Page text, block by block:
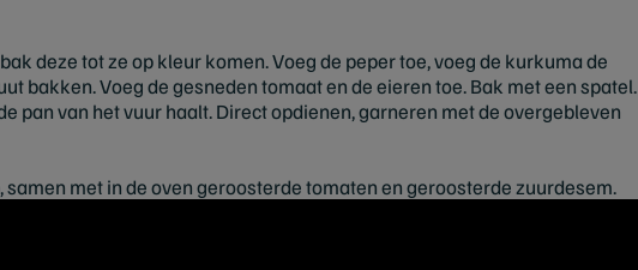
deze tot ze op kleur komen. Voeg de peper toe, voeg de kurkuma de
bakken. Voeg de gesneden tomaat en de eieren toe. Bak met een spatel.
pan van het vuur haalt. Direct opdienen, garneren met de overgebleven
met in de oven geroosterde tomaten en geroosterde zuurdesem.